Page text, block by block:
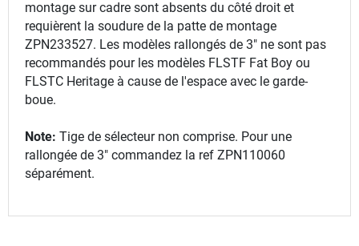
montage sur cadre sont absents du côté droit et
requièrent la soudure de la patte de montage
ZPN233527. Les modèles rallongés de 3" ne sont pas
recommandés pour les modèles FLSTF Fat Boy ou
FLSTC Heritage à cause de l'espace avec le garde-
boue.
Note: Tige de sélecteur non comprise. Pour une
rallongée de 3" commandez la ref ZPN110060
séparément.